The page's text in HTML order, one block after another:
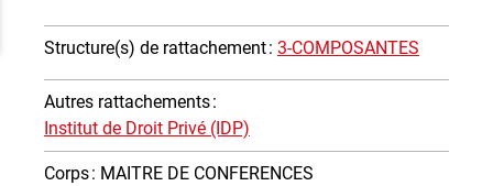
Structure(s) de rattachement: 3-COMPOSANTES
Autres rattachements:
Institut de Droit Privé (IDP)
Corps: MAITRE DE CONFERENCES